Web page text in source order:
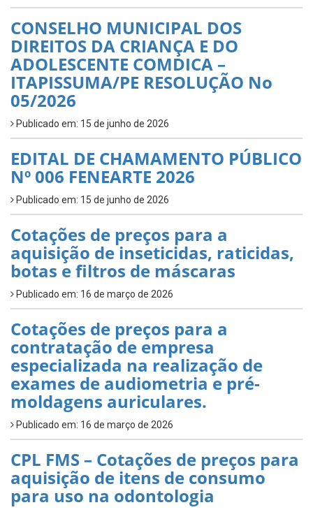
CONSELHO MUNICIPAL DOS
DIREITOS DA CRIANÇA E DO
ADOLESCENTE COMDICA –
ITAPISSUMA/PE RESOLUÇÃO No
05/2026
Publicado em: 15 de junho de 2026
EDITAL DE CHAMAMENTO PÚBLICO
Nº 006 FENEARTE 2026
Publicado em: 15 de junho de 2026
Cotações de preços para a
aquisição de inseticidas, raticidas,
botas e filtros de máscaras
Publicado em: 16 de março de 2026
Cotações de preços para a
contratação de empresa
especializada na realização de
exames de audiometria e pré-
moldagens auriculares.
Publicado em: 16 de março de 2026
CPL FMS – Cotações de preços para
aquisição de itens de consumo
para uso na odontologia